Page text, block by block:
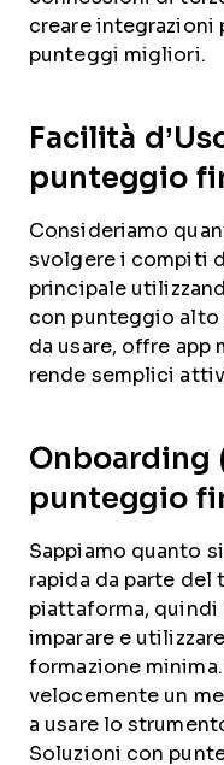
creare integrazioni
punteggi migliori.
Facilità
punteggio
Consideriamo
svolgere i compiti
principale
con punteggio
da usare, offre
rende semplici
Onboarding
punteggio
Sappiamo quanto
rapida da parte del
piattaforma,
imparare e
formazione
velocemente un
a usare lo
Soluzioni con